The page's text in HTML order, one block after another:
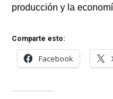
producción y la
Comparte esto:
Facebook